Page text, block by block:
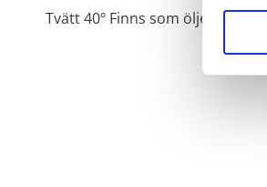
Tvätt 40º Finns som öljett- och